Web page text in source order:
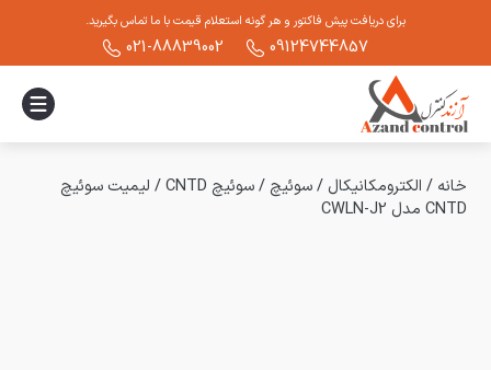
برای دریافت پیش فاکتور و هر گونه استعلام قیمت با ما تماس بگیرید.
09124744857
021-88839002
خانه / الکترومکانیکال /سوئیچ /سوئیچ CNTD / لیمیت سوئیچ
CNTD مدل CWLN-J2